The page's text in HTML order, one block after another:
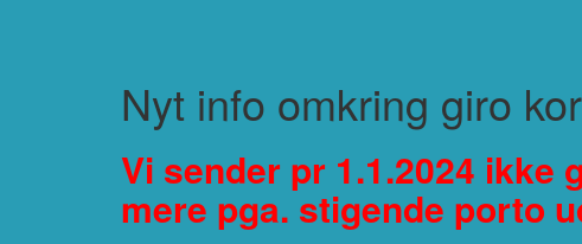
Nyt info omkring giro
Vi sender pr 1.1.2024 ikke
mere pga. stigende porto